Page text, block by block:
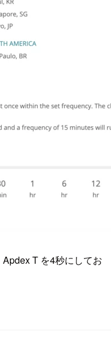
T を4秒にしてお